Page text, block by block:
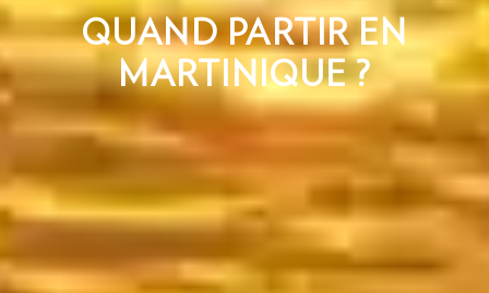
QUAND PARTIR EN
MARTINIQUE ?